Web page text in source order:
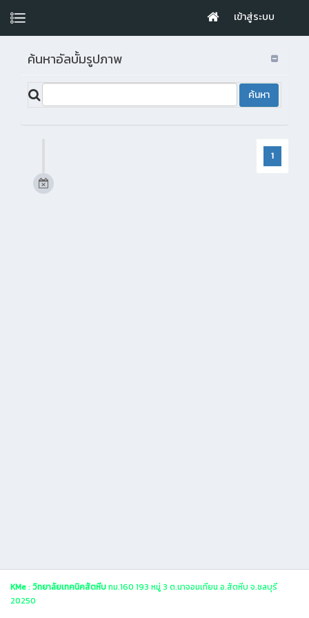
เข้าสู่ระบบ
ค้นหาอัลบั้มรูปภาพ
1
KMe: วิทยาลัยเทคนิคสัตหีบกม.160 193 หมู่ 3 ต.นาจอมเทียน อ.สัตหีบ จ.ชลบุรี
20250